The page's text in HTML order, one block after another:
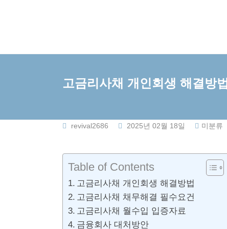
고금리사채 개인회생 해결방법
revival2686 2025년 02월 18일 미분류
Table of Contents
고금리사채 개인회생 해결방법
고금리사채 채무해결 필수요건
고금리사채 월수입 입증자료
금융회사 대처방안